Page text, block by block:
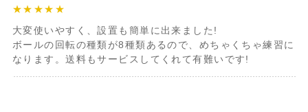
★★★★★
大変使いやすく、設置も簡単に出来ました!
ボールの回転の種類が8種類あるので、めちゃくちゃ練習に
なります。送料もサービスしてくれて有難いです!